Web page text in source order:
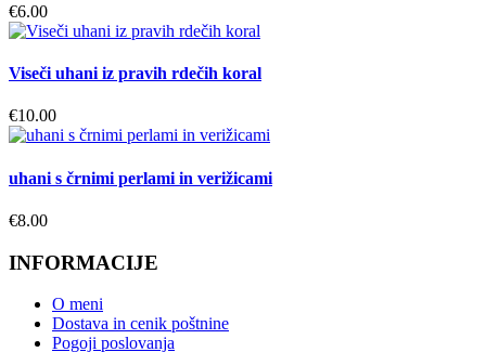
€6.00
Viseči uhani iz pravih rdečih koral
€10.00
uhani s črnimi perlami in verižicami
€8.00
INFORMACIJE
O meni
Dostava in cenik poštnine
Pogoji poslovanja